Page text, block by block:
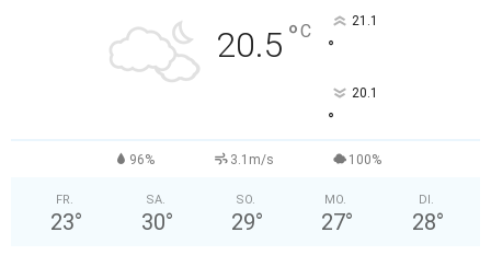
20.5 °C 21.1
°
20.1
°
96% 3.1m/s 100%
FR.
23°
SA.
30°
SO.
29°
MO.
27°
DI.
28°